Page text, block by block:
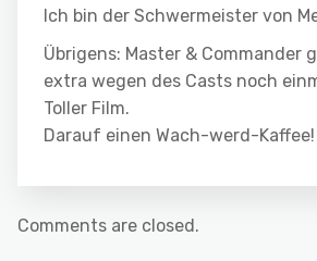
Ich bin der Schwermeister von
Übrigens: Master & Commander
extra wegen des Casts noch
Toller Film.
Darauf einen Wach-werd-Kaffee!
Comments are closed.